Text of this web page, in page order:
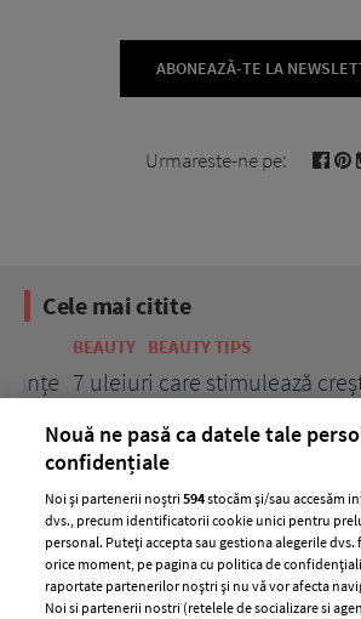
ABONEAZĂ-TE LA
Urmareste-ne pe:
Cele mai citite
BEAUTY BEAUTY TIPS
7 uleiuri care stimulează
Nouă ne pasă ca datele tale
confidențiale
Noi și partenerii noștri594stocăm și/sau accesăm
dvs., precum identificatorii cookie unici pentru
personal. Puteți accepta sau gestiona alegerile dvs.
orice moment, pe pagina cu politica de
raportate partenerilor noștri și nu vă vor afecta
Noi si partenerii nostri (retelele de socializare si